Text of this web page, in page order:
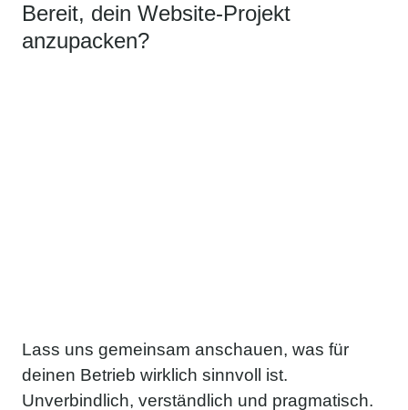
Bereit, dein Website-Projekt
anzupacken?
Lass uns gemeinsam anschauen, was für
deinen Betrieb wirklich sinnvoll ist.
Unverbindlich, verständlich und pragmatisch.